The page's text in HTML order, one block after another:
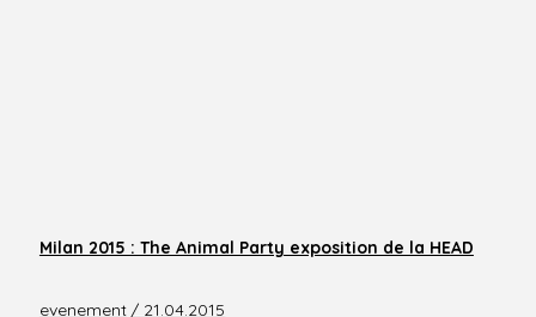
Milan 2015 : The Animal Party exposition de la HEAD
evenement / 21.04.2015